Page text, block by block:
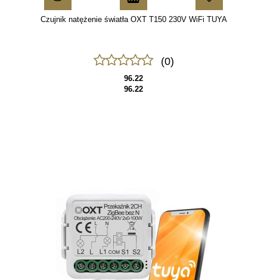
Czujnik natężenie światła OXT T150 230V WiFi TUYA
(0)
96.22
96.22